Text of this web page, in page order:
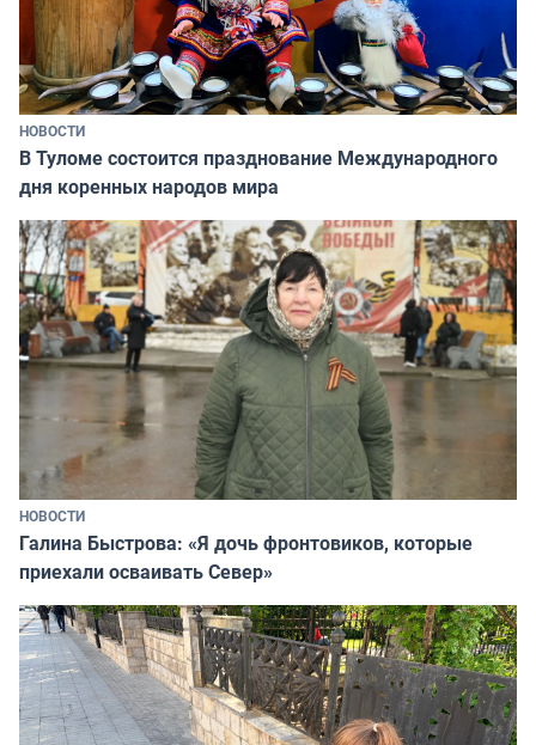
НОВОСТИ
В Туломе состоится празднование Международного
дня коренных народов мира
НОВОСТИ
Галина Быстрова: «Я дочь фронтовиков, которые
приехали осваивать Север»